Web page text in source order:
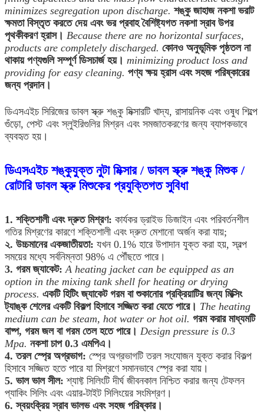
minimizes segregation upon discharge. শঙ্কু জাহাজ নকশা ভরাট
ক্ষমতা বিস্তৃত করতে দেয় এবং ভর প্রবাহ বৈশিষ্ট্যগত নকশা স্রাব উপর
পৃথকীকরণ হ্রাস। Because there are no horizontal surfaces,
products are completely discharged. কোনও অনুভূমিক পৃষ্ঠতল না
থাকায় পণ্যগুলি সম্পূর্ণ ডিসচার্জ হয়। minimizing product loss and
providing for easy cleaning. পণ্য ক্ষয় হ্রাস এবং সহজ পরিষ্কারের
জন্য প্রদান।
ডিএসএইচ সিরিজের ডাবল স্ক্রু শঙ্কু মিক্সারটি খাদ্য, রাসায়নিক এবং ওষুধ শিল্পে
গুঁড়ো, পেস্ট এবং স্লুইরিগুলির মিশ্রন এবং সমজাতকরণের জন্য ব্যাপকভাবে
ব্যবহৃত হয়।
ডিএসএইচ শঙ্কুযুক্ত নুটা মিক্সার / ডাবল স্ক্রু শঙ্কু মিশুক /
রোটারি ডাবল স্ক্রু মিশুকের প্রযুক্তিগত সুবিধা
1. শক্তিশালী এবং দ্রুত মিশ্রণ: কার্যকর ড্রাইভ ডিজাইন এবং পরিবর্তনশীল
গতির মিশ্রণের কারণে শক্তিশালী এবং দ্রুত মেশানো অর্জন করা যায়;
২. উচ্চমানের একজাতীয়তা: যখন 0.1% হারে উপাদান যুক্ত করা হয়, স্বল্প
সময়ের মধ্যে সর্বনিম্নতা 98% এ পৌঁছতে পারে।
3. গরম জ্যাকেট: A heating jacket can be equipped as an
option in the mixing tank shell for heating or drying
process. একটি হিটিং জ্যাকেট গরম বা শুকানোর প্রক্রিয়াটির জন্য মিক্সিং
ট্যাঙ্ক শেলের একটি বিকল্প হিসাবে সজ্জিত করা যেতে পারে। The heating
medium can be steam, hot water or hot oil. গরম করার মাধ্যমটি
বাষ্প, গরম জল বা গরম তেল হতে পারে। Design pressure is 0.3
Mpa. নকশা চাপ 0.3 এমপিএ।
4. তরল স্প্রে অগ্রভাগ: স্প্রে অগ্রভাগটি তরল সংযোজন যুক্ত করার বিকল্প
হিসাবে সজ্জিত হতে পারে যা মিশ্রণে সমানভাবে স্প্রে করা যায়।
5. ভাল ভাল সীল: শ্যাফ্ট সিলিংটি দীর্ঘ জীবনকাল নিশ্চিত করার জন্য টেফলন
প্যাকিং সিলিং এবং এয়ার-টাইট সিলিংয়ের সংমিশ্রণ।
6. স্বয়ংক্রিয় স্রাব ভালভ এবং সহজ পরিষ্কার।